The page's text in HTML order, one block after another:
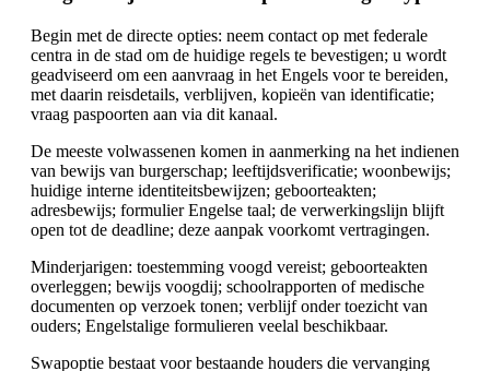
Begin met de directe opties: neem contact op met federale
centra in de stad om de huidige regels te bevestigen; u wordt
geadviseerd om een aanvraag in het Engels voor te bereiden,
met daarin reisdetails, verblijven, kopieën van identificatie;
vraag paspoorten aan via dit kanaal.
De meeste volwassenen komen in aanmerking na het indienen
van bewijs van burgerschap; leeftijdsverificatie; woonbewijs;
huidige interne identiteitsbewijzen; geboorteakten;
adresbewijs; formulier Engelse taal; de verwerkingslijn blijft
open tot de deadline; deze aanpak voorkomt vertragingen.
Minderjarigen: toestemming voogd vereist; geboorteakten
overleggen; bewijs voogdij; schoolrapporten of medische
documenten op verzoek tonen; verblijf onder toezicht van
ouders; Engelstalige formulieren veelal beschikbaar.
Swapoptie bestaat voor bestaande houders die vervanging